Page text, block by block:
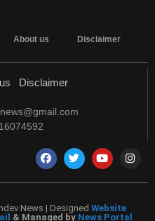
About us Disclaimer
Disclaimer
News | Designed Website
& Managed by News Portal